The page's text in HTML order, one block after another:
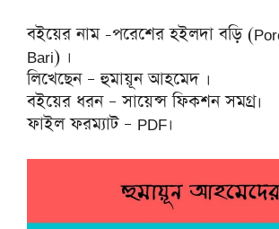
বইয়ের নাম -পরেশের হইলদা বড়ি
Bari) ।
লিখেছেন – হুমায়ূন আহমেদ ।
বইয়ের ধরন – সায়েন্স ফিকশন সমগ্র।
ফাইল ফরম্যাট – PDF।